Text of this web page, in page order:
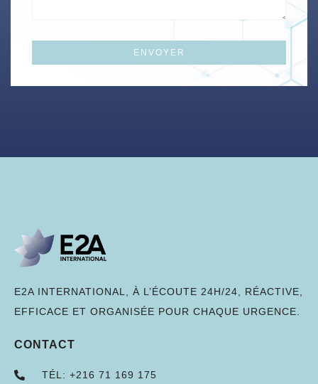
E2A INTERNATIONAL, À L’ÉCOUTE 24H/24, RÉACTIVE,
EFFICACE ET ORGANISÉE POUR CHAQUE URGENCE.
CONTACT
TÉL: +216 71 169 175